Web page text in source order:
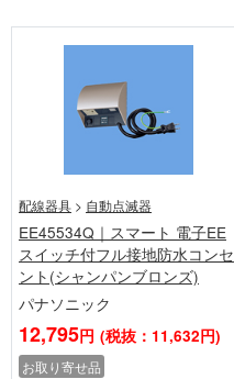
配線器具 > 自動点滅器
EE45534Q｜スマート 電子EE
スイッチ付フル接地防水コンセ
ント(シャンパンブロンズ)
パナソニック
12,795円 (税抜：11,632円)
お取り寄せ品